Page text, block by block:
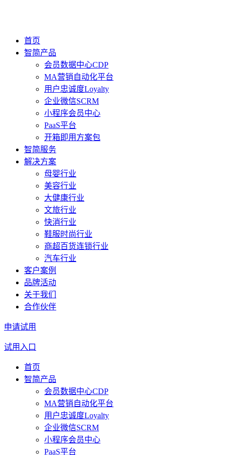
首页
智简产品
会员数据中心CDP
MA营销自动化平台
用户忠诚度Loyalty
企业微信SCRM
小程序会员中心
PaaS平台
开箱即用方案包
智简服务
解决方案
母婴行业
美容行业
大健康行业
文旅行业
快消行业
鞋服时尚行业
商超百货连锁行业
汽车行业
客户案例
品牌活动
关于我们
合作伙伴
申请试用
试用入口
首页
智简产品
会员数据中心CDP
MA营销自动化平台
用户忠诚度Loyalty
企业微信SCRM
小程序会员中心
PaaS平台